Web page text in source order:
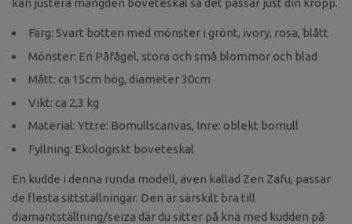
kan justera mängden boveteskal så det passar just din kropp.
Färg: Svart botten med mönster i grönt, ivory, rosa, blått
Mönster: En Påfågel, stora och små blommor och blad
Mått: ca 15cm hög, diameter 30cm
Vikt: ca 2,3 kg
Material: Yttre: Bomullscanvas, Inre: oblekt bomull
Fyllning: Ekologiskt boveteskal
En kudde i denna runda modell, även kallad Zen Zafu, passar
de flesta sittställningar. Den är särskilt bra till
diamantställning/seiza där du sitter på knä med kudden på